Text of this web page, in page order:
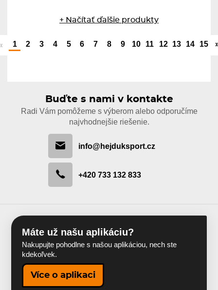
+ Načítať ďalšie produkty
1 2 3 4 5 6 7 8 9 10 11 12 13 14 15
Buďte s nami v kontakte
Radi Vám pomôžeme s výberom alebo odporučíme
najvhodnejšie riešenie.
info@hejduksport.cz
+420 733 132 833
Máte už našu aplikáciu?
Nakupujte pohodlne s našou aplikáciou, nech ste
kdekoľvek.
Více o aplikaci